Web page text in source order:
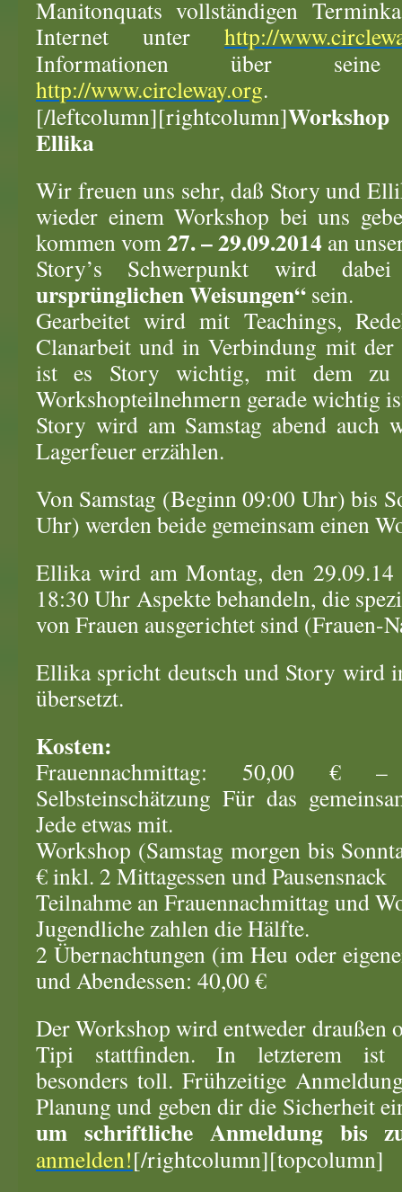
Manitonquats vollständigen
Internet unter http://
Informationen über
http://www.circleway.org.
[/leftcolumn][rightcolumn]
Ellika
Wir freuen uns sehr, daß Story und
wieder einem Workshop bei uns
kommen vom27. – 29.09.2014 an
Story’s Schwerpunkt wird
ursprünglichen Weisungen“ sein.
Gearbeitet wird mit Teachings,
Clanarbeit und in Verbindung mit der
ist es Story wichtig, mit dem zu
Workshopteilnehmern gerade wichtig
Story wird am Samstag abend auch
Lagerfeuer erzählen.
Von Samstag (Beginn 09:00 Uhr) bis
Uhr) werden beide gemeinsam einen
Ellika wird am Montag, den
18:30 Uhr Aspekte behandeln, die
von Frauen ausgerichtet sind (Frauen-
Ellika spricht deutsch und Story wird
übersetzt.
Kosten:
Frauennachmittag: 50,00 €
Selbsteinschätzung Für das
Jede etwas mit.
Workshop (Samstag morgen bis
€ inkl. 2 Mittagessen und Pausensnack
Teilnahme an Frauennachmittag und
Jugendliche zahlen die Hälfte.
2 Übernachtungen (im Heu oder
und Abendessen: 40,00 €
Der Workshop wird entweder draußen
Tipi stattfinden. In letzterem ist
besonders toll. Frühzeitige
Planung und geben dir die Sicherheit
um schriftliche Anmeldung bis
anmelden![/rightcolumn][topcolumn]